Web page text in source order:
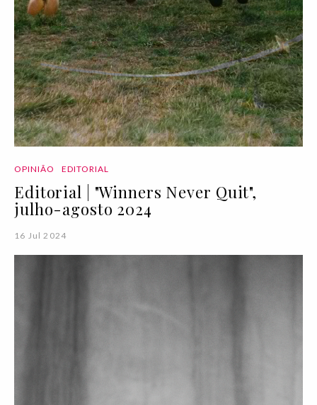
OPINIÃO EDITORIAL
Editorial | "Winners Never Quit",
julho-agosto 2024
16 Jul 2024